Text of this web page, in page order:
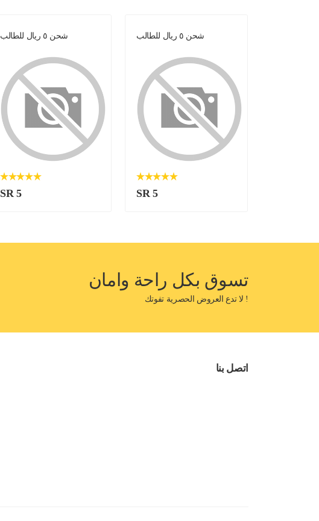
شحن ٥ ريال للطالب
SR 5
شحن ٥ ريال للطالب
SR 5
تسوق بكل راحة وامان
! لا تدع العروض الحصرية تفوتك
اتصل بنا